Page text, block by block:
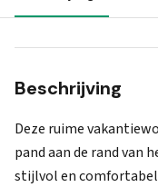
Beschrijving
Deze ruime
pand aan de rand van
stijlvol en